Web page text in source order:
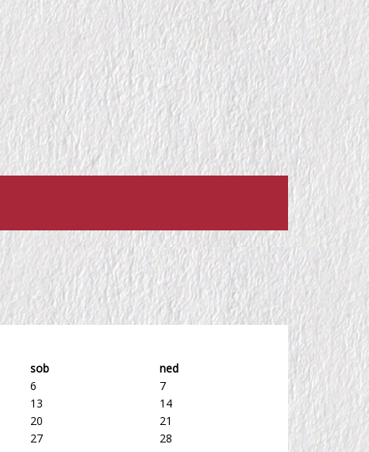
sob
ned
6
7
13
14
20
21
27
28